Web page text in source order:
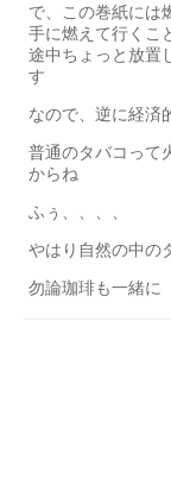
で、この巻紙には
手に燃えて行くこ
途中ちょっと放置
す
なので、逆に経済
普通のタバコって
からね
ふぅ、、、、
やはり自然の中の
勿論珈琲も一緒に